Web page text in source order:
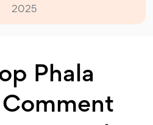
2025
Phala